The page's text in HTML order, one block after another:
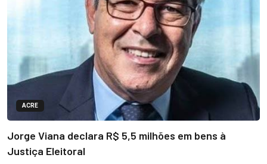
ACRE
Jorge Viana declara R$ 5,5 milhões em bens à
Justiça Eleitoral